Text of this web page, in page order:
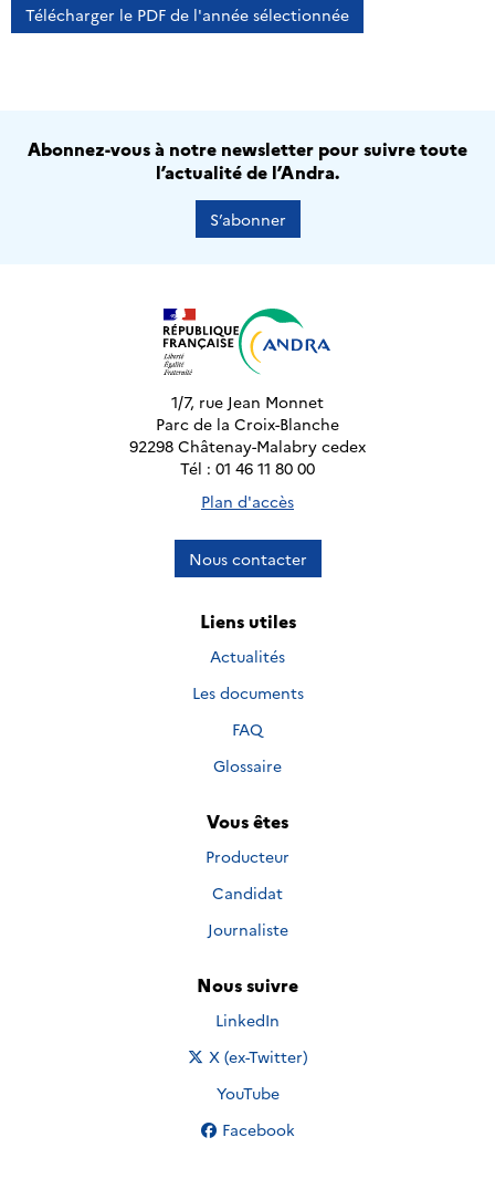
Télécharger le PDF de l'année sélectionnée
Abonnez-vous à notre newsletter pour suivre toute
l’actualité de l’Andra.
S’abonner
1/7, rue Jean Monnet
Parc de la Croix-Blanche
92298 Châtenay-Malabry cedex
Tél : 01 46 11 80 00
Plan d'accès
Nous contacter
Liens utiles
Actualités
Les documents
FAQ
Glossaire
Vous êtes
Producteur
Candidat
Journaliste
Nous suivre
Nous suivre sur
LinkedIn
Nous suivre sur
X (ex-Twitter)
Nous suivre sur
YouTube
Nous suivre sur
Facebook